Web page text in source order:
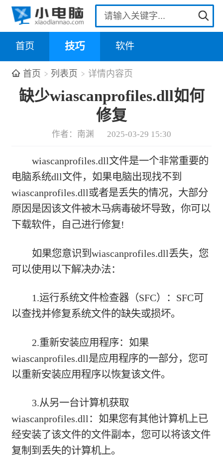
首页 技巧 软件
首页 列表页 详情内容页
缺少wiascanprofiles.dll如何
修复
作者：南渊 2025-03-29 15:30
wiascanprofiles.dll文件是一个非常重要的
电脑系统dll文件，如果电脑出现找不到
wiascanprofiles.dll或者是丢失的情况，大部分
原因是因该文件被木马病毒破坏导致，你可以
下载软件，自己进行修复!
如果您意识到wiascanprofiles.dll丢失，您
可以使用以下解决办法：
1.运行系统文件检查器（SFC）：SFC可
以查找并修复系统文件的缺失或损坏。
2.重新安装应用程序：如果
wiascanprofiles.dll是应用程序的一部分，您可
以重新安装应用程序以恢复该文件。
3.从另一台计算机获取
wiascanprofiles.dll：如果您有其他计算机上已
经安装了该文件的文件副本，您可以将该文件
复制到丢失的计算机上。